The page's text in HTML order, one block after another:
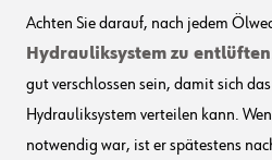
Achten Sie darauf, nach jedem
Hydrauliksystem zu entlüften
gut verschlossen sein, damit sich
Hydrauliksystem verteilen kann.
notwendig war, ist er spätestens